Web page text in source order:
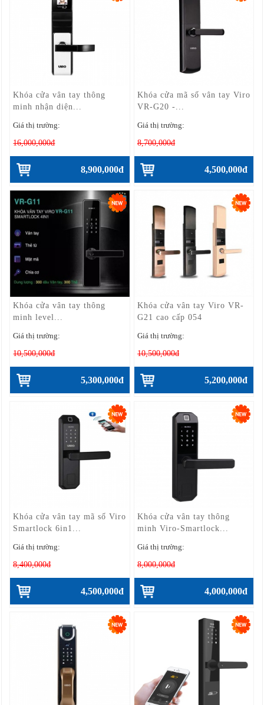
Khóa cửa vân tay thông
minh nhận diện...
Giá thị trường:
16,000,000đ
8,900,000đ
Khóa cửa mã số vân tay Viro
VR-G20 -...
Giá thị trường:
8,700,000đ
4,500,000đ
Khóa cửa vân tay thông
minh level...
Giá thị trường:
10,500,000đ
5,300,000đ
Khóa cửa vân tay Viro VR-
G21 cao cấp 054
Giá thị trường:
10,500,000đ
5,200,000đ
Khóa cửa vân tay mã số Viro
Smartlock 6in1...
Giá thị trường:
8,400,000đ
4,500,000đ
Khóa cửa vân tay thông
minh Viro-Smartlock...
Giá thị trường:
8,000,000đ
4,000,000đ